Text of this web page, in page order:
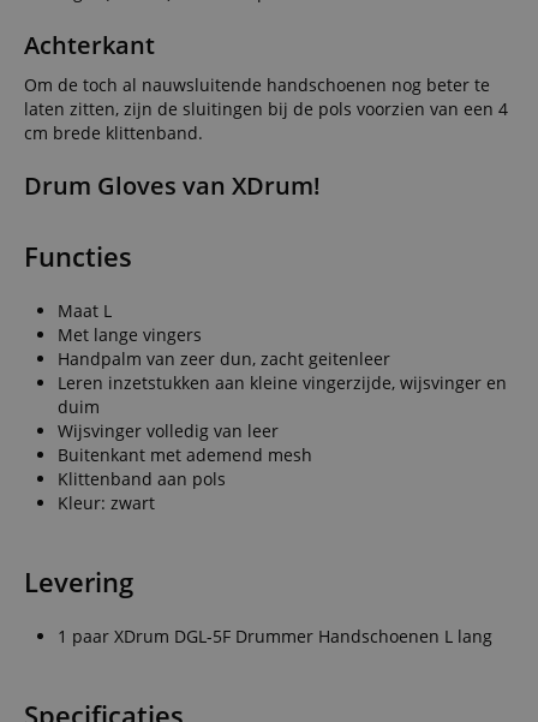
Achterkant
Om de toch al nauwsluitende handschoenen nog beter te
laten zitten, zijn de sluitingen bij de pols voorzien van een 4
cm brede klittenband.
Drum Gloves van XDrum!
Functies
Maat L
Met lange vingers
Handpalm van zeer dun, zacht geitenleer
Leren inzetstukken aan kleine vingerzijde, wijsvinger en
duim
Wijsvinger volledig van leer
Buitenkant met ademend mesh
Klittenband aan pols
Kleur: zwart
Levering
1 paar XDrum DGL-5F Drummer Handschoenen L lang